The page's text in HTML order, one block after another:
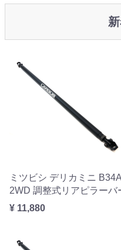
ミツビシ デリカミニ B34A
2WD 調整式リアピラーバ
¥ 11,880